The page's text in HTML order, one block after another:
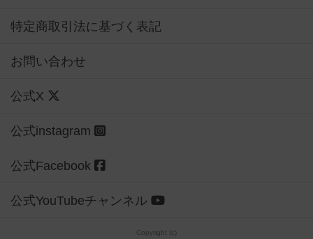
特定商取引法に基づく表記
お問い合わせ
公式X
公式instagram
公式Facebook
公式YouTubeチャンネル
Copyright (c)